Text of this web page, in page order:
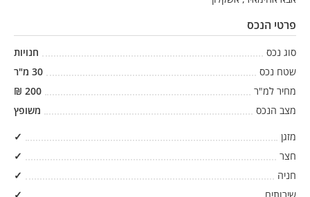
פרטי הנכס
סוג נכס
חנויות
שטח נכס
30 מ"ר
מחיר למ"ר
200
₪
מצב הנכס
משופץ
מזגן
✓
חצר
✓
חניה
✓